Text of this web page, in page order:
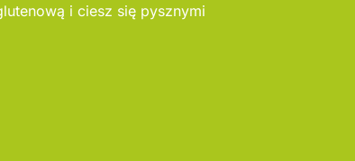
i ciesz się pysznymi